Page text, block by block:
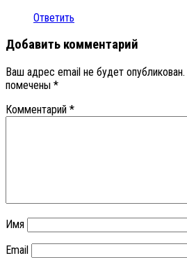
Ответить
Добавить комментарий
Ваш адрес email не будет опубликован.
помечены *
Комментарий *
Имя
Email